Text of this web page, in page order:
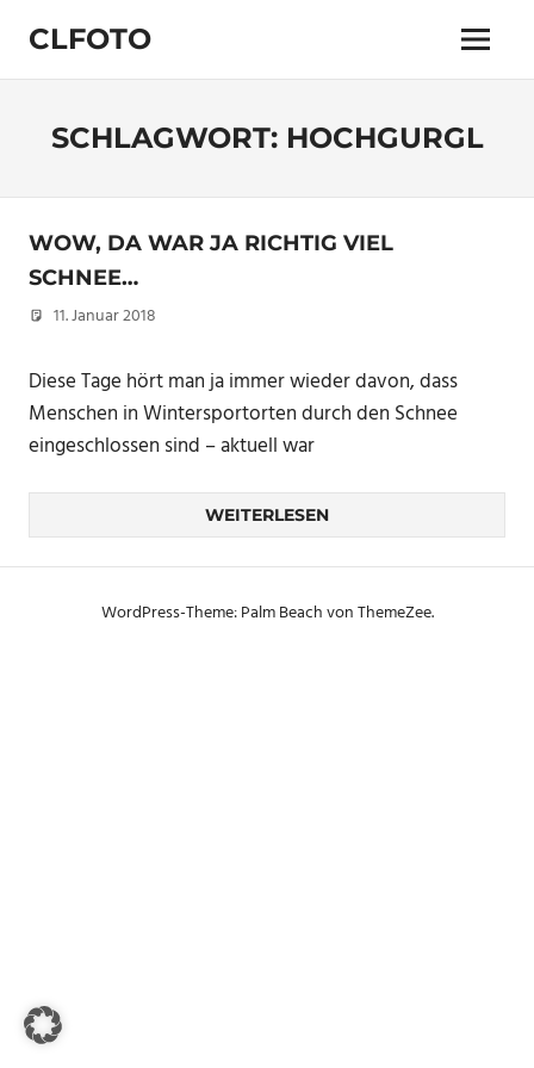
Inhalt
springen
CLFOTO
Fotograf
Lanegger
aus
/
Linz
Menü
SCHLAGWORT: HOCHGURGL
WOW, DA WAR JA RICHTIG VIEL
SCHNEE…
11. Januar 2018
Diese Tage hört man ja immer wieder davon, dass
Menschen in Wintersportorten durch den Schnee
eingeschlossen sind – aktuell war
WEITERLESEN
WordPress-Theme: Palm Beach von ThemeZee.